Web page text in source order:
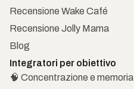
Recensione Wake Café
Recensione Jolly Mama
Blog
Integratori per obiettivo
🧠 Concentrazione e memoria